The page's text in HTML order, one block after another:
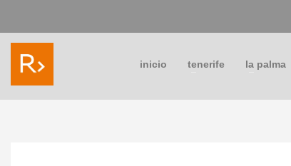
inicio tenerife la palma